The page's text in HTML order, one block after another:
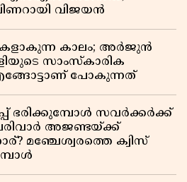
വിജയൻ
കാലം; അർജുൻ
സാംസ്കാരിക
പോകുന്നത്
ഭരിക്കുമ്പോൾ സവർക്കർക്ക്
അജണ്ടയ്ക്ക്
മഞ്ചേശ്വരത്തെ ക്വിസ്